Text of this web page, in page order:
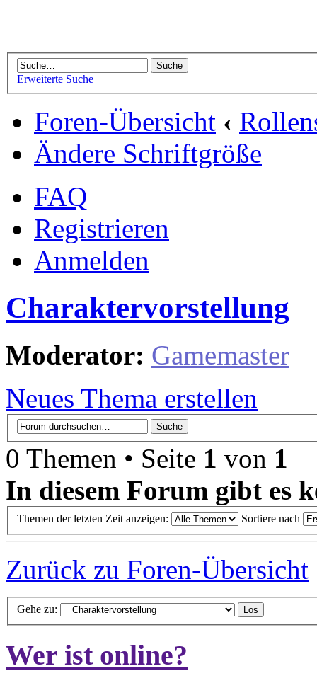
Erweiterte Suche
Foren-Übersicht ‹
Ändere Schriftgröße
FAQ
Registrieren
Anmelden
Charaktervorstellung
Moderator: Gamemaster
Neues Thema erstellen
0 Themen • Seite 1 von 1
In diesem Forum gibt es
Themen der letzten Zeit anzeigen: Sortiere nach
Zurück zu Foren-Übersicht
Gehe zu:
Wer ist online?